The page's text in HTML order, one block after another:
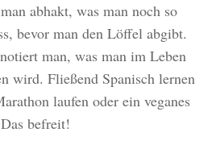
abhakt, was man noch so
bevor man den Löffel abgibt.
man, was man im Leben
wird. Fließend Spanisch lernen
laufen oder ein veganes
befreit!